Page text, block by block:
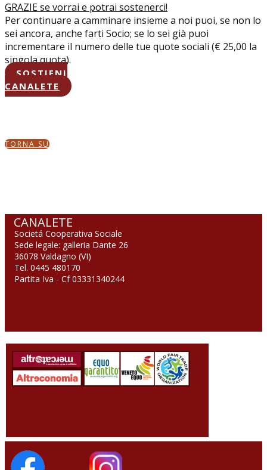
GRAZIE se vorrai e potrai sostenerci!
Per continuare a camminare insieme a noi puoi, se non lo
sei ancora, anche farti Socio; se lo sei già puoi
incrementare il numero delle tue quote sociali (€ 25,00 la
singola quota).
SOSTIENI
CANALETE
TORNA SU
CANALETE
Societá Cooperativa Sociale
Sede legale: galleria Dante 26
36078 Valdagno (VI)
Tel. 0445 480170
Partita Iva - Cf 03331340244